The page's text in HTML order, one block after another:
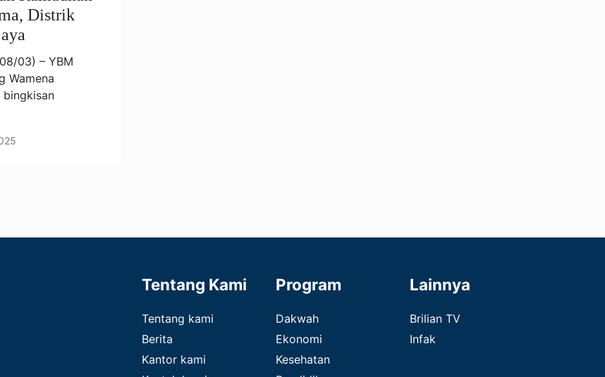
Distrik
03) – YBM
Wamena
bingkisan
Tentang Kami
Tentang kami
Berita
Kantor kami
Program
Dakwah
Ekonomi
Kesehatan
Lainnya
Brilian TV
Infak